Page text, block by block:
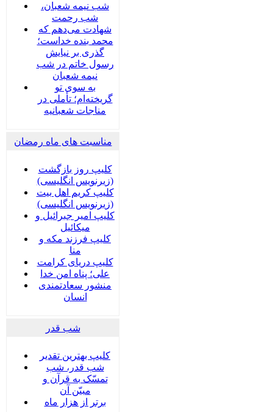
شب نیمه شعبان،
شب رحمت
شهادت می‌دهم که
محمد بنده خداست؛
گذری بر نیایش
رسول خاتم در شب
نیمه شعبان
به سوی تو
گریخته‌ام؛ تأملی در
مناجات شعبانیه
مناسبت های ماه رمضان
کلیپ روز بازگشت
(زیرنویس انگلیسی)
کلیپ کریم اهل بیت
(زیرنویس انگلیسی)
کلیپ امیر جبرائیل و
میکائیل
کلیپ فرزند مکه و
منا
کلیپ دریای کرامت
علی؛ پناه امن خدا
منشور سعادتمندی
انسان
شب قدر
کلیپ بهترین تقدیر
شب قدر، شب
تمسّک به قرآن و
مبیّن آن
برتر از هزار ماه